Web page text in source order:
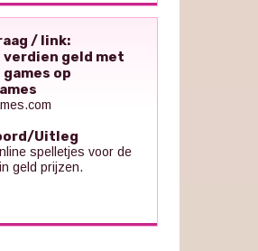
/ link:
verdien geld met
op
Uitleg
spelletjes voor de
geld prijzen.